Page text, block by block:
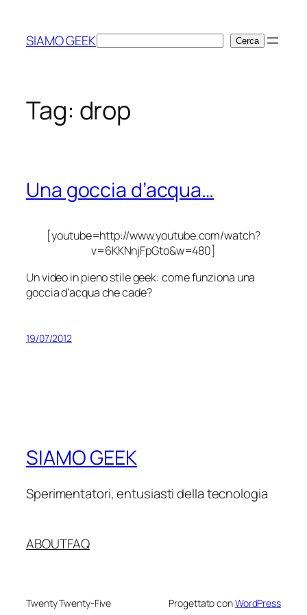
contenuto
SIAMO GEEKCerca Cerca
Tag: drop
Una goccia d’acqua…
[youtube=http://www.youtube.com/watch?
v=6KKNnjFpGto&w=480]
Un video in pieno stile geek: come funziona una
goccia d’acqua che cade?
19/07/2012
SIAMO GEEK
Sperimentatori, entusiasti della tecnologia
ABOUTFAQ
Twenty Twenty-Five Progettato conWordPress